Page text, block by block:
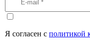
Я согласен с политикой